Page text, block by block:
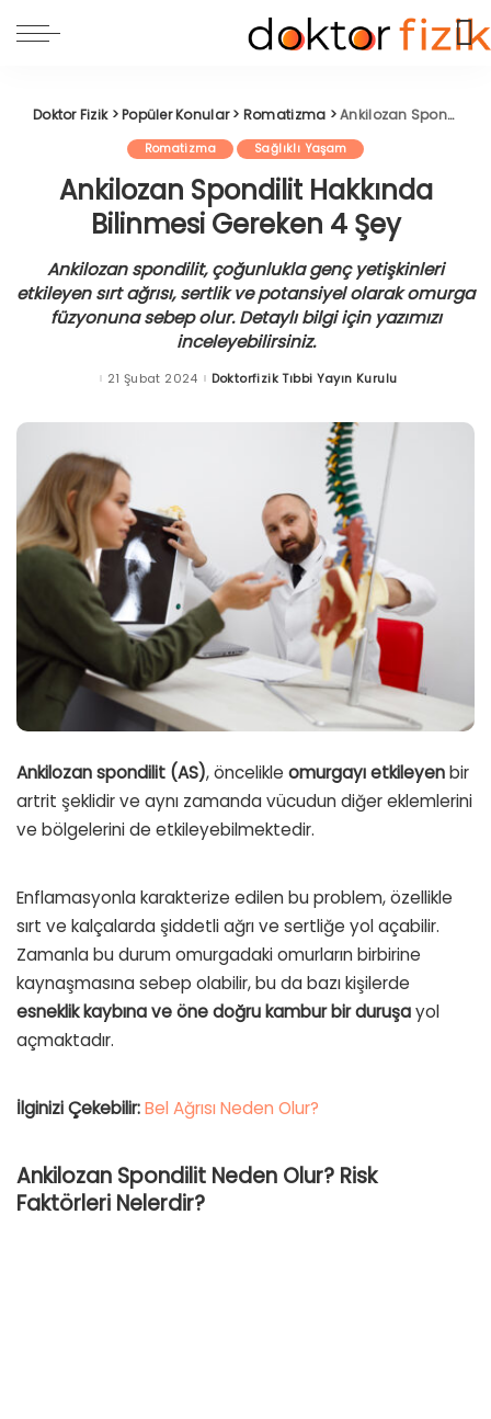
Doktor Fizik>Popüler Konular> Romatizma >Ankilozan Spondilit Hakkında Bilinmesi Gereken 4 Şey
Romatizma Sağlıklı Yaşam
Ankilozan Spondilit Hakkında
Bilinmesi Gereken 4 Şey
Ankilozan spondilit, çoğunlukla genç yetişkinleri
etkileyen sırt ağrısı, sertlik ve potansiyel olarak omurga
füzyonuna sebep olur. Detaylı bilgi için yazımızı
inceleyebilirsiniz.
21 Şubat 2024Posted
Doktorfizik Tıbbi Yayın Kurulu
Ankilozan spondilit (AS), öncelikle omurgayı etkileyenbir
artrit şeklidir ve aynı zamanda vücudun diğer eklemlerini
ve bölgelerini de etkileyebilmektedir.
Enflamasyonla karakterize edilen bu problem, özellikle
sırt ve kalçalarda şiddetli ağrı ve sertliğe yol açabilir.
Zamanla bu durum omurgadaki omurların birbirine
kaynaşmasına sebep olabilir, bu da bazı kişilerde
esneklik kaybına ve öne doğru kambur bir duruşayol
açmaktadır.
İlginizi Çekebilir:Bel Ağrısı Neden Olur?
Ankilozan Spondilit Neden Olur? Risk
Faktörleri Nelerdir?